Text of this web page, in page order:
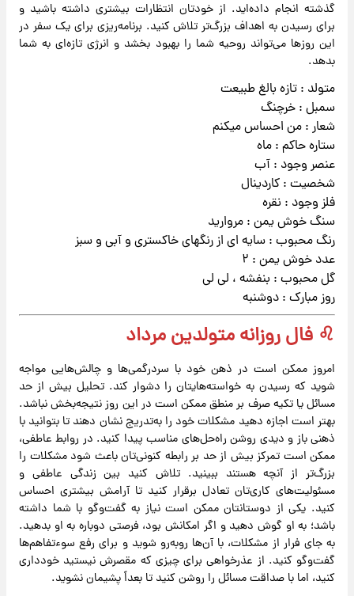
گذشته انجام داده‌اید. از خودتان انتظارات بیشتری داشته باشید و
برای رسیدن به اهداف بزرگ‌تر تلاش کنید. برنامه‌ریزی برای یک سفر در
این روزها می‌تواند روحیه شما را بهبود بخشد و انرژی تازه‌ای به شما
بدهد.
متولد : تازه بالغ طبیعت
سمبل : خرچنگ
شعار : من احساس میکنم
ستاره حاکم : ماه
عنصر وجود : آب
شخصیت : کاردینال
فلز وجود : نقره
سنگ خوش یمن : مروارید
رنگ محبوب : سایه ای از رنگهای خاکستری و آبی و سبز
عدد خوش یمن : ۲
گل محبوب : بنفشه ، لی لی
روز مبارک : دوشنبه
♌ فال روزانه متولدین مرداد
امروز ممکن است در ذهن خود با سردرگمی‌ها و چالش‌هایی مواجه
شوید که رسیدن به خواسته‌هایتان را دشوار کند. تحلیل بیش از حد
مسائل یا تکیه صرف بر منطق ممکن است در این روز نتیجه‌بخش نباشد.
بهتر است اجازه دهید مشکلات خود را به‌تدریج نشان دهند تا بتوانید با
ذهنی باز و دیدی روشن راه‌حل‌های مناسب پیدا کنید. در روابط عاطفی،
ممکن است تمرکز بیش از حد بر رابطه کنونی‌تان باعث شود مشکلات را
بزرگ‌تر از آنچه هستند ببینید. تلاش کنید بین زندگی عاطفی و
مسئولیت‌های کاری‌تان تعادل برقرار کنید تا آرامش بیشتری احساس
کنید. یکی از دوستانتان ممکن است نیاز به گفت‌وگو با شما داشته
باشد؛ به او گوش دهید و اگر امکانش بود، فرصتی دوباره به او بدهید.
به جای فرار از مشکلات، با آن‌ها روبه‌رو شوید و برای رفع سوءتفاهم‌ها
گفت‌وگو کنید. از عذرخواهی برای چیزی که مقصرش نیستید خودداری
کنید، اما با صداقت مسائل را روشن کنید تا بعداً پشیمان نشوید.